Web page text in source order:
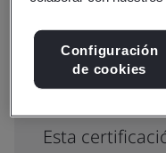
BSI
y servicios
Esta
Configuración
de cookies